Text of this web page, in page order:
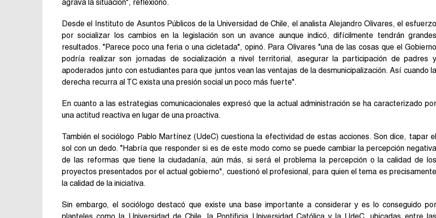
agrava la situación", reflexionó.
Desde el Instituto de Asuntos Públicos de la Universidad de Chile, el analista Alejandro Olivares, el esfuerzo
por socializar los cambios en la legislación son un avance aunque indicó, difícilmente tendrán grandes
resultados. "Parece poco una feria o una cicletada", opinó. Para Olivares "una de las cosas que el Gobierno
podría realizar son jornadas de socialización a nivel territorial, asegurar la participación de padres y
apoderados junto con estudiantes para que juntos vean las ventajas de la desmunicipalización. Así cuando la
derecha recurra al TC exista una presión social un poco más fuerte".
En cuanto a las estrategias comunicacionales expresó que la actual administración se ha caracterizado por
una actitud reactiva en lugar de una proactiva.
También el sociólogo Pablo Martínez (UdeC) cuestiona la efectividad de estas acciones. Son dice, tapar el
sol con un dedo. "Habría que responder si es de este modo como se puede cambiar la percepción negativa
de las reformas que tiene la ciudadanía, aún más, si será el problema la percepción o la calidad de los
proyectos presentados por el actual gobierno", cuestionó el profesional, para quien el tema es precisamente
la calidad de la iniciativa.
Sin embargo, el sociólogo destacó que existe una base importante a considerar y es lo conseguido por